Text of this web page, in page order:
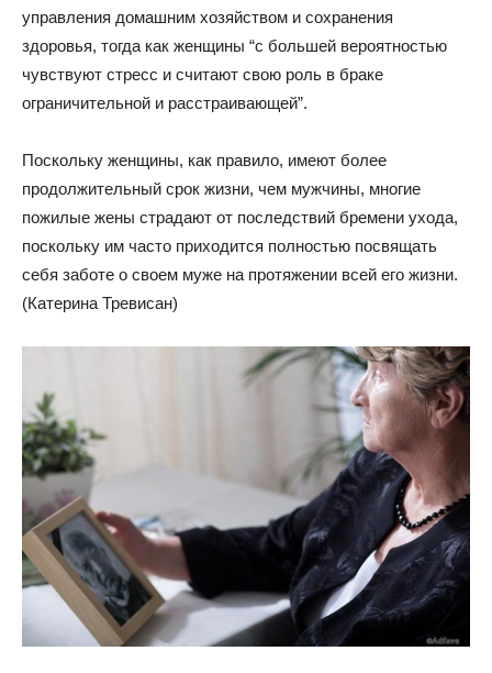
управления домашним хозяйством и сохранения
здоровья, тогда как женщины “с большей вероятностью
чувствуют стресс и считают свою роль в браке
ограничительной и расстраивающей”.
Поскольку женщины, как правило, имеют более
продолжительный срок жизни, чем мужчины, многие
пожилые жены страдают от последствий бремени ухода,
поскольку им часто приходится полностью посвящать
себя заботе о своем муже на протяжении всей его жизни.
(Катерина Тревисан)